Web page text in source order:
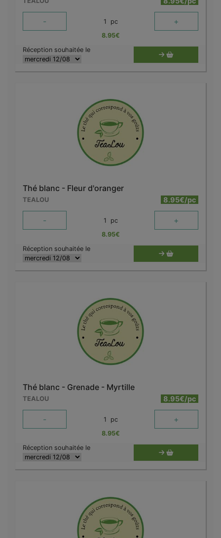
- 1 pc +
8.95€
Réception souhaitée le
Thé blanc - Fleur d'oranger
TEALOU 8.95€/pc
- 1 pc +
8.95€
Réception souhaitée le
Thé blanc - Grenade - Myrtille
TEALOU 8.95€/pc
- 1 pc +
8.95€
Réception souhaitée le